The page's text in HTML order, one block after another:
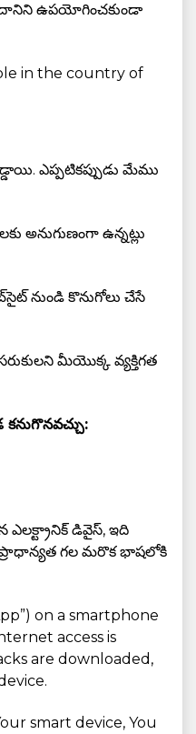
దానిని ఉపయోగించకుండా
in the country of
ఎప్పటికప్పుడు మేము
అనుగుణంగా ఉన్నట్లు
నుండి కొనుగోలు చేసే
మీయొక్క వ్యక్తిగత
డివైస్, ఇది
ప్రాధాన్యత గల మరొక భాషలోకి
on a smartphone
access is
are downloaded,
smart device, You